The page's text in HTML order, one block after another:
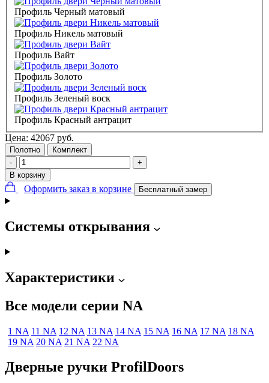
Профиль Черный матовый
Профиль Никель матовый
Профиль Вайт
Профиль Золото
Профиль Зеленый воск
Профиль Красный антрацит
Цена: 42067 руб.
Полотно
Комплект
-
+
В корзину
Оформить заказ в корзине Бесплатный замер
Системы открывания
Характеристики
Все модели серии NA
1 NA 11 NA 12 NA 13 NA 14 NA 15 NA 16 NA 17 NA 18 NA
19 NA 20 NA 21 NA 22 NA
Дверные ручки ProfilDoors